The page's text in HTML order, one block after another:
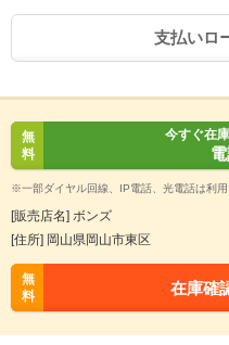
支払いロ
無
料
今すぐ在
※一部ダイヤル回線、IP電話、光電話は利用
[販売店名] ボンズ
[住所] 岡山県岡山市東区
無
料
在庫確